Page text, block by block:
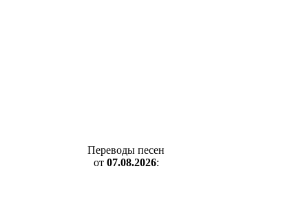
Переводы песен
от 07.08.2026: